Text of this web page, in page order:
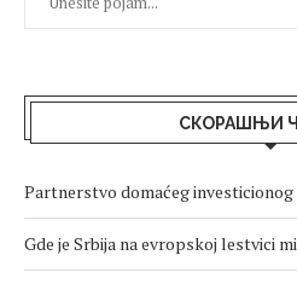
СКОРАШЊИ
Partnerstvo domaćeg
Gde je Srbija na evropskoj lestvici